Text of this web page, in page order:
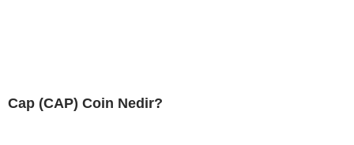
Cap (CAP) Coin Nedir?